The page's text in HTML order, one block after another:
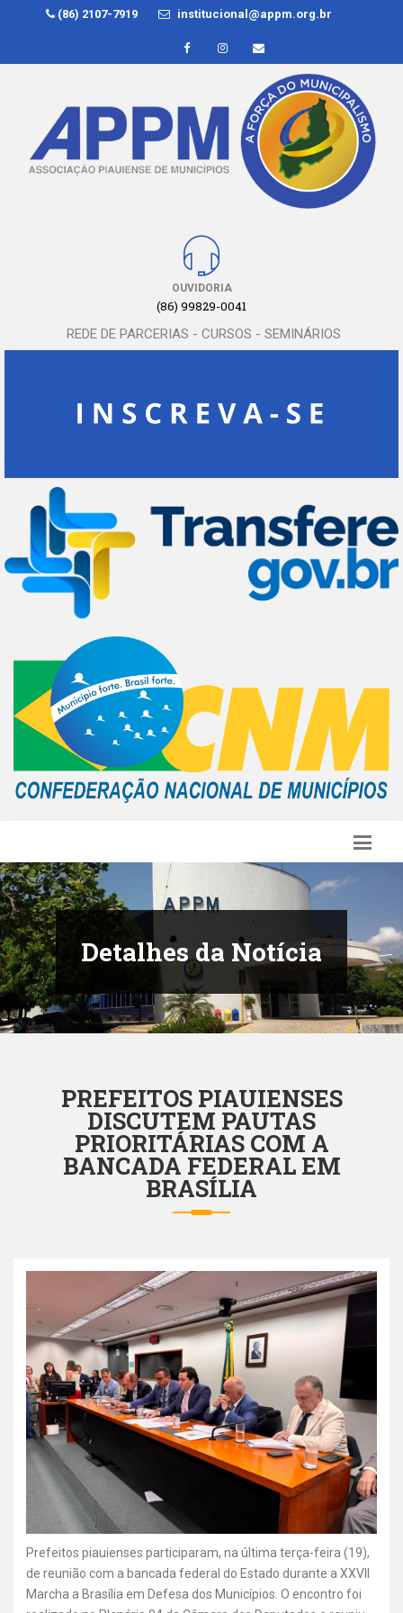
(86) 2107-7919 institucional@appm.org.br
OUVIDORIA
(86) 99829-0041
REDE DE PARCERIAS - CURSOS - SEMINÁRIOS
Detalhes da Notícia
PREFEITOS PIAUIENSES
DISCUTEM PAUTAS
PRIORITÁRIAS COM A
BANCADA FEDERAL EM
BRASÍLIA
Prefeitos piauienses participaram, na última terça-feira (19),
de reunião com a bancada federal do Estado durante a XXVII
Marcha a Brasília em Defesa dos Municípios. O encontro foi